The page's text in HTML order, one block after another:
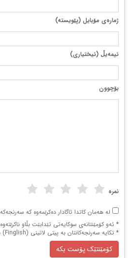
ژمارەی مۆبایل (پێویستە)
ئیمەیڵ (ئیختیاری)
بۆچوون
نمرە
لە هەمان کاتدا ئاگادار دەکرێمەوە کە
* ئەو کۆمێنتانەی سوکایەتی تێدابێت بڵاو
* تکایە سەرنجەکانتان بە پیتی لاتینی (Finglish) مەنووسن.
کۆمێنتێک پۆست بکە